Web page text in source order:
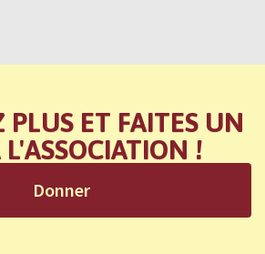
PLUS ET FAITES UN
!
Donner